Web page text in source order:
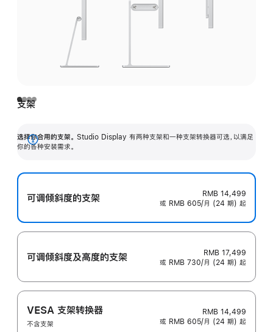
支架
选择你合用的支架。 Studio Display 有两种支架和一种支架转换器可选，以满足
你的各种安装需求。
展
可调倾斜度的支架
RMB 14,499
或 RMB 605/月 (24 期) 起
可调倾斜度及高‍度的支‍架
RMB 17,499
或 RMB 730/月 (24 期) 起
VESA 支架转换器
不含支架
RMB 14,499
或 RMB 605/月 (24 期) 起